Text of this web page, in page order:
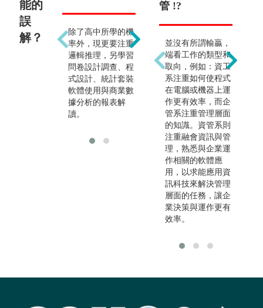
能的
誤
解？
除了高中所學的機
率外，現更要注重
邏輯推理，另學習
問卷設計調查、程
式設計、統計套裝
軟體使用與商業數
據分析的報表解
讀。
路之一。現今大數
據分析是一大趨
勢，可跨領域於各
大企/產業、政府
部門或非營利機構
就業。
管 !?
並沒有所謂輸贏，
端看工作的類型和
取向，例如：資工
系注重如何使程式
在電腦或機器上運
作更有效率，而企
管系注重管理層面
的知識。資管系則
注重融會資訊與管
理，熟悉與企業運
作相關的軟體應
用，以求能應用資
訊科技來解決管理
層面的任務，讓企
業決策與運作更有
效率。